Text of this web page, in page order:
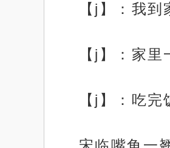
【j】：我到
【j】：家
【j】：吃